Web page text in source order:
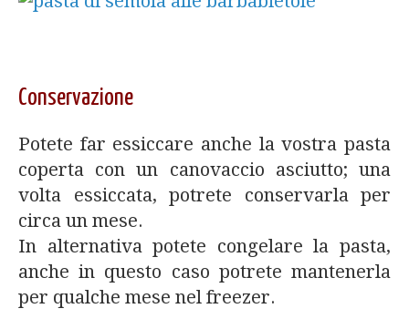
Conservazione
Potete far essiccare anche la vostra pasta
coperta con un canovaccio asciutto; una
volta essiccata, potrete conservarla per
circa un mese.
In alternativa potete congelare la pasta,
anche in questo caso potrete mantenerla
per qualche mese nel freezer.